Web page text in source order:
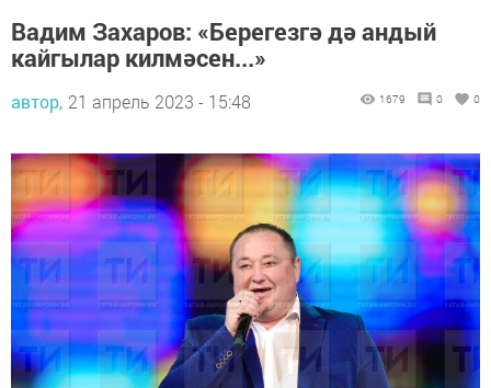
Вадим Захаров: «Берегезгә дә андый
кайгылар килмәсен...»
автор, 21 апрель 2023 - 15:48 1679 0 0